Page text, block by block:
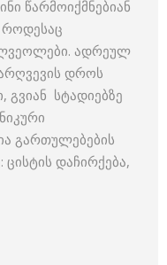
წარმოიქმნებიან
როდესაც
ადრეულ
დროს
გვიან სტადიებზე
გართულებების
ცისტის დაჩირქება,